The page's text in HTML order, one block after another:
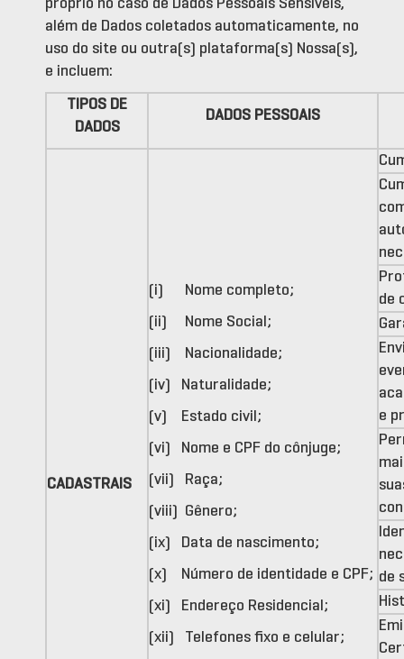
próprio no caso de Dados Pessoais Sensíveis,
além de Dados coletados automaticamente, no
uso do site ou outra(s) plataforma(s) Nossa(s),
e incluem:
TIPOS DE
DADOS
DADOS PESSOAIS
CADASTRAIS
(i) Nome completo;
(ii) Nome Social;
(iii) Nacionalidade;
(iv) Naturalidade;
(v) Estado civil;
(vi) Nome e CPF do cônjuge;
(vii) Raça;
(viii) Gênero;
(ix) Data de nascimento;
(x) Número de identidade e CPF;
(xi) Endereço Residencial;
(xii) Telefones fixo e celular;
de
e
de